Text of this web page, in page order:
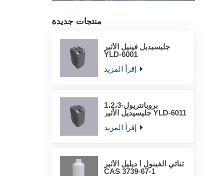
منتجات جديدة
جليسيديل فينيل الأثير
YLD-6001
1،2،3-بروبانتريول
جليسيديل الأثير YLD-6011
ثنائي الفينول أ ديليل الأثير
CAS 3739-67-1